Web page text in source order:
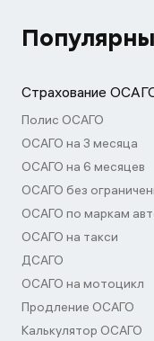
Страхование
Полис ОСАГО
ОСАГО на 3 месяца
ОСАГО на 6 месяцев
ОСАГО без
ОСАГО по маркам
ОСАГО на такси
ДСАГО
ОСАГО на мотоцикл
Продление ОСАГО
Калькулятор ОСАГО